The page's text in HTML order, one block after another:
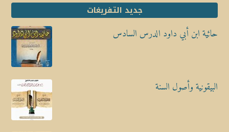
جديد التفريغات
حائية ابن أبي داود الدرس السادس
البيقونية وأصول السنة